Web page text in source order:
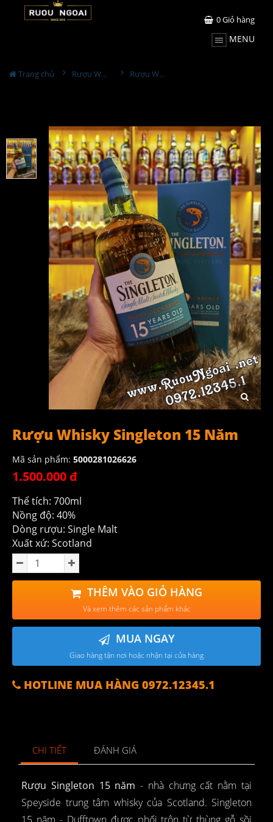
0Giỏ hàng
MENU
Trang chủ Rượu Whisky Rượu Whisky Singleton 15 Năm
Rượu Whisky Singleton 15 Năm
Mã sản phẩm: 5000281026626
1.500.000 đ
Thể tích: 700ml
Nồng độ: 40%
Dòng rượu: Single Malt
Xuất xứ: Scotland
THÊM VÀO GIỎ HÀNG
Và xem thêm các sản phẩm khác
MUA NGAY
Giao hàng tận nơi hoặc nhận tại cửa hàng
HOTLINE MUA HÀNG 0972.12345.1
CHI TIẾT ĐÁNH GIÁ
Rượu Singleton 15 năm - nhà chưng cất nằm tại
Speyside trung tâm whisky của Scotland. Singleton